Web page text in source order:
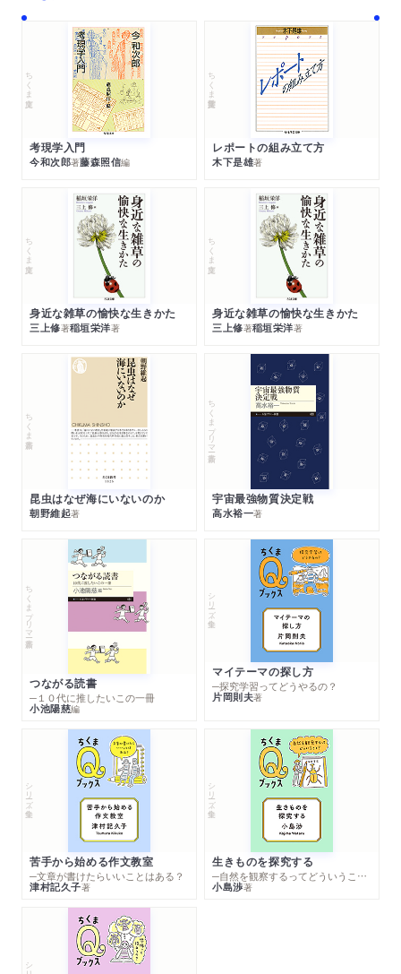
ちくま文庫
考現学入門
今和次郎著藤森照信編
ちくま学芸文庫
レポートの組み立て方
木下是雄著
ちくま文庫
身近な雑草の愉快な生きかた
三上修著稲垣栄洋著
ちくま文庫
身近な雑草の愉快な生きかた
三上修著稲垣栄洋著
ちくま新書
昆虫はなぜ海にいないのか
朝野維起著
ちくまプリマー新書
宇宙最強物質決定戦
高水裕一著
ちくまプリマー新書
つながる読書
─１０代に推したいこの一冊
小池陽慈編
シリーズ・全集
マイテーマの探し方
─探究学習ってどうやるの？
片岡則夫著
シリーズ・全集
苦手から始める作文教室
─文章が書けたらいいことはある？
津村記久子著
シリーズ・全集
生きものを探究する
─自然を観察するってどういうこと？
小島渉著